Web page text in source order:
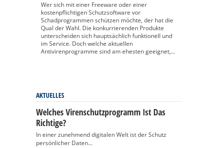
Wer sich mit einer Freeware oder einer
kostenpflichtigen Schutzsoftware vor
Schadprogrammen schützen möchte, der hat die
Qual der Wahl. Die konkurrierenden Produkte
unterscheiden sich hauptsächlich funktionell und
im Service. Doch welche aktuellen
Antivirenprogramme sind am ehesten geeignet,...
AKTUELLES
Welches Virenschutzprogramm Ist Das
Richtige?
In einer zunehmend digitalen Welt ist der Schutz
persönlicher Daten...